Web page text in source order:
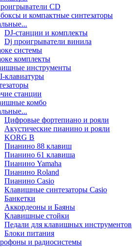
CD
и компактные синтезаторы
DJ-станции и комплекты
Dj проигрыватели винила
системы
комплекты
инструменты
клавиатуры
станции
комбо
Цифровые фортепиано и рояли
Акустические пианино и рояли
KORG B
Пианино 88 клавиш
Пианино 61 клавиша
Пианино Yamaha
Пианино Roland
Пианино Casio
Клавишные синтезаторы Casio
Банкетки
Аккордеоны и Баяны
Клавишные стойки
Педали для клавишных инструментов
Блоки питания
и радиосистемы